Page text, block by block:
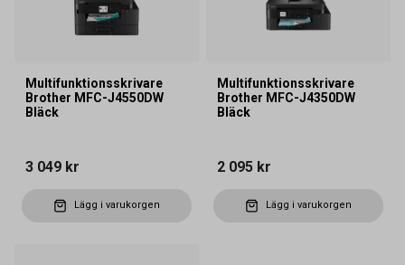
Multifunktionsskrivare
Brother MFC-J4550DW
Bläck
3 049 kr
Lägg i varukorgen
Multifunktionsskrivare
Brother MFC-J4350DW
Bläck
2 095 kr
Lägg i varukorgen